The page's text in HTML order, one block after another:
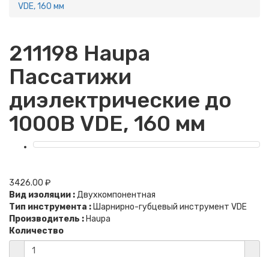
VDE, 160 мм
211198 Haupa
Пассатижи
диэлектрические до
1000В VDE, 160 мм
3426.00 ₽
Вид изоляции :Двухкомпонентная
Тип инструмента : Шарнирно-губцевый инструмент VDE
Производитель : Haupa
Количество